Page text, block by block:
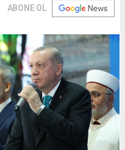
ABONE OL